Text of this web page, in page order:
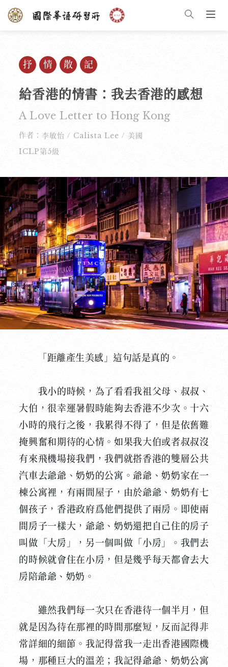
抒情散記
給香港的情書：我去香港的感想
A Love Letter to Hong Kong
作者： 李敏怡 / Calista Lee / 美國
ICLP第5級
「距離產生美感」這句話是真的。
我小的時候，為了看看我祖父母、叔叔、
大伯，很幸運暑假時能夠去香港不少次。十六
小時的飛行之後，我累得不得了，但是依舊難
掩興奮和期待的心情。如果我大伯或者叔叔沒
有來飛機場接我們，我們就搭香港的雙層公共
汽車去爺爺、奶奶的公寓。爺爺、奶奶家在一
棟公寓裡，有兩間屋子，由於爺爺、奶奶有七
個孩子，香港政府爲他們提供了兩房。即使兩
間房子一樣大，爺爺、奶奶還把自己住的房子
叫做「大房」，另一個叫做「小房」。我們去
的時候就會住在小房，但是幾乎每天都會去大
房陪爺爺、奶奶。
雖然我們每一次只在香港待一個半月，但
就是因為待在那裡的時間那麼短，反而記得非
常詳細的細節。我記得當我一走出香港國際機
場，那種巨大的溫差；我記得爺爺、奶奶公寓